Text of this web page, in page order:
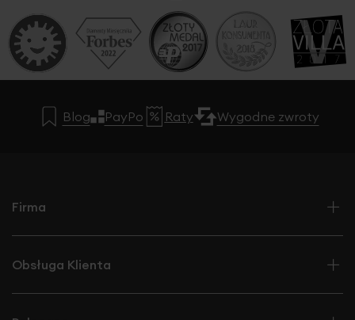
Blog PayPo Raty Wygodne zwroty
Firma
Obsługa Klienta